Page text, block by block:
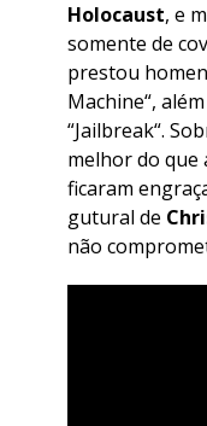
Holocaust, e
somente de
prestou
Machine“,
“Jailbreak“.
melhor do que
ficaram
gutural de
não